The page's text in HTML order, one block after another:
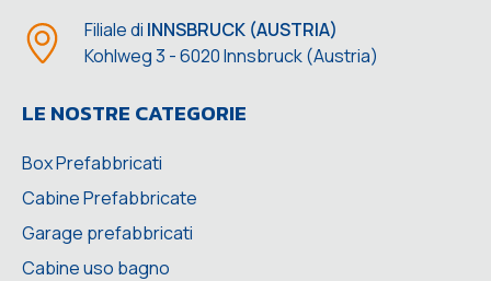
Filiale di INNSBRUCK (AUSTRIA)
Kohlweg 3 - 6020 Innsbruck (Austria)
LE NOSTRE CATEGORIE
Box Prefabbricati
Cabine Prefabbricate
Garage prefabbricati
Cabine uso bagno